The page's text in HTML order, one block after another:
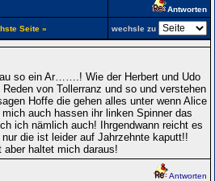
Antworten
Seite » wechsle zu
so ein Ar…….! Wie der Herbert und Udo
von Tollerranz und so und verstehen
Hoffe die gehen alles unter wenn Alice
auch hassen ihr linken Spinner das
ich nämlich auch! Ihrgendwann reicht es
die ist leider auf Jahrzehnte kaputt!!
aber haltet mich daraus!
Antworten